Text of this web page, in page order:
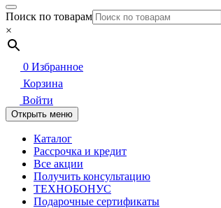
Поиск по товарам
×
0 Избранное
Корзина
Войти
Открыть меню
Каталог
Рассрочка и кредит
Все акции
Получить консультацию
ТЕХНОБОНУС
Подарочные сертификаты